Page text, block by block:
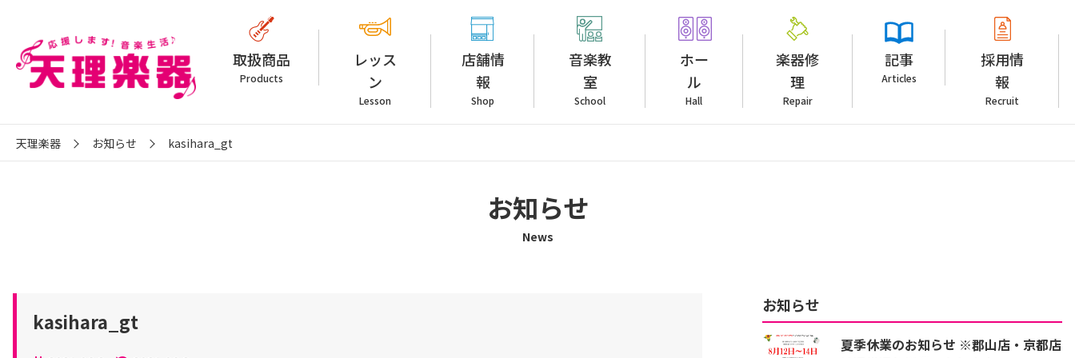
取扱商品
Products
レッス
ン
Lesson
店舗情
報
Shop
音楽教
室
School
ホー
ル
Hall
楽器修
理
Repair
記事
Articles
採用情
報
Recruit
天理楽器 お知らせ kasihara_gt
お知らせ
News
kasihara_gt
お知らせ
夏季休業のお知らせ ※郡山店・京都店